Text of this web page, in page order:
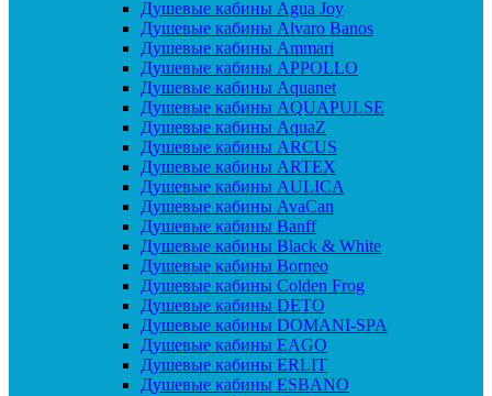
Душевые кабины Agua Joy
Душевые кабины Alvaro Banos
Душевые кабины Ammari
Душевые кабины APPOLLO
Душевые кабины Aquanet
Душевые кабины AQUAPULSE
Душевые кабины AquaZ
Душевые кабины ARCUS
Душевые кабины ARTEX
Душевые кабины AULICA
Душевые кабины AvaCan
Душевые кабины Banff
Душевые кабины Black & White
Душевые кабины Borneo
Душевые кабины Colden Frog
Душевые кабины DETO
Душевые кабины DOMANI-SPA
Душевые кабины EAGO
Душевые кабины ERLIT
Душевые кабины ESBANO